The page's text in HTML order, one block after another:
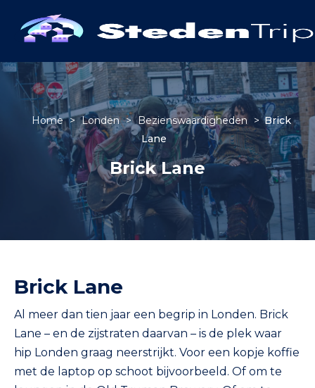
Home > Londen > Bezienswaardigheden >Brick
Lane
Brick Lane
Brick Lane
Al meer dan tien jaar een begrip in Londen. Brick
Lane – en de zijstraten daarvan – is de plek waar
hip Londen graag neerstrijkt. Voor een kopje koffie
met de laptop op schoot bijvoorbeeld. Of om te